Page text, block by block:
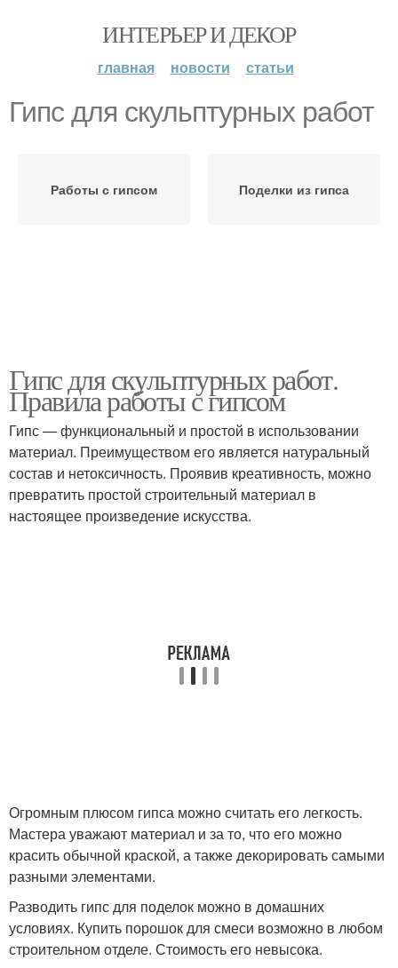
ИНТЕРЬЕР И ДЕКОР
главная новости статьи
Гипс для скульптурных работ
Работы с гипсом Поделки из гипса
Гипс для скульптурных работ.
Правила работы с гипсом
Гипс — функциональный и простой в использовании
материал. Преимуществом его является натуральный
состав и нетоксичность. Проявив креативность, можно
превратить простой строительный материал в
настоящее произведение искусства.
Огромным плюсом гипса можно считать его легкость.
Мастера уважают материал и за то, что его можно
красить обычной краской, а также декорировать самыми
разными элементами.
Разводить гипс для поделок можно в домашних
условиях. Купить порошок для смеси возможно в любом
строительном отделе. Стоимость его невысока.